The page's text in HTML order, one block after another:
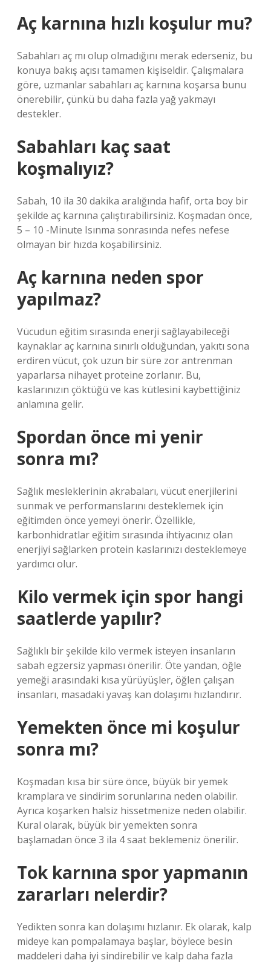
Aç karnına hızlı koşulur mu?
Sabahları aç mı olup olmadığını merak ederseniz, bu
konuya bakış açısı tamamen kişiseldir. Çalışmalara
göre, uzmanlar sabahları aç karnına koşarsa bunu
önerebilir, çünkü bu daha fazla yağ yakmayı
destekler.
Sabahları kaç saat
koşmalıyız?
Sabah, 10 ila 30 dakika aralığında hafif, orta boy bir
şekilde aç karnına çalıştırabilirsiniz. Koşmadan önce,
5 – 10 -Minute Isınma sonrasında nefes nefese
olmayan bir hızda koşabilirsiniz.
Aç karnına neden spor
yapılmaz?
Vücudun eğitim sırasında enerji sağlayabileceği
kaynaklar aç karnına sınırlı olduğundan, yakıtı sona
erdiren vücut, çok uzun bir süre zor antrenman
yaparlarsa nihayet proteine ​​zorlanır. Bu,
kaslarınızın çöktüğü ve kas kütlesini kaybettiğiniz
anlamına gelir.
Spordan önce mi yenir
sonra mı?
Sağlık mesleklerinin akrabaları, vücut enerjilerini
sunmak ve performanslarını desteklemek için
eğitimden önce yemeyi önerir. Özellikle,
karbonhidratlar eğitim sırasında ihtiyacınız olan
enerjiyi sağlarken protein kaslarınızı desteklemeye
yardımcı olur.
Kilo vermek için spor hangi
saatlerde yapılır?
Sağlıklı bir şekilde kilo vermek isteyen insanların
sabah egzersiz yapması önerilir. Öte yandan, öğle
yemeği arasındaki kısa yürüyüşler, öğlen çalışan
insanları, masadaki yavaş kan dolaşımı hızlandırır.
Yemekten önce mi koşulur
sonra mı?
Koşmadan kısa bir süre önce, büyük bir yemek
kramplara ve sindirim sorunlarına neden olabilir.
Ayrıca koşarken halsiz hissetmenize neden olabilir.
Kural olarak, büyük bir yemekten sonra
başlamadan önce 3 ila 4 saat beklemeniz önerilir.
Tok karnına spor yapmanın
zararları nelerdir?
Yedikten sonra kan dolaşımı hızlanır. Ek olarak, kalp
mideye kan pompalamaya başlar, böylece besin
maddeleri daha iyi sindirebilir ve kalp daha fazla